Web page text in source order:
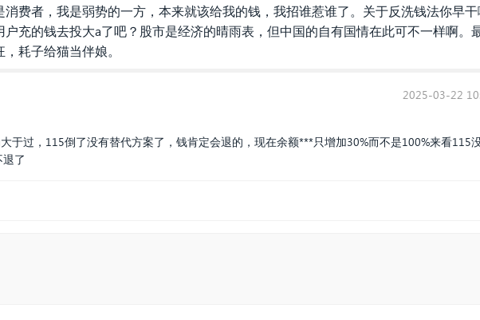
费者，我是弱势的一方，本来就该给我的钱，我招谁惹谁了。关于反洗钱法你早
充的钱去投大a了吧？股市是经济的晴雨表，但中国的自有国情在此可不一样啊。
耗子给猫当伴娘。
2025-03-22
于过，115倒了没有替代方案了，钱肯定会退的，现在余额***只增加30%而不是100%来看115没
了